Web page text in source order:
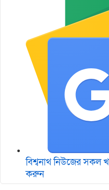
বিশ্বনাথ নিউজের
করুন